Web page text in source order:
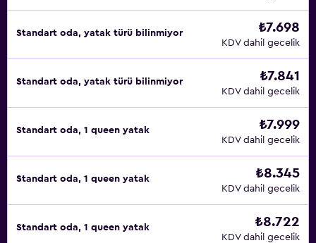
Standart oda, yatak türü bilinmiyor ₺7.698
KDV dahil gecelik
Standart oda, yatak türü bilinmiyor ₺7.841
KDV dahil gecelik
Standart oda, 1 queen yatak ₺7.999
KDV dahil gecelik
Standart oda, 1 queen yatak ₺8.345
KDV dahil gecelik
Standart oda, 1 queen yatak ₺8.722
KDV dahil gecelik